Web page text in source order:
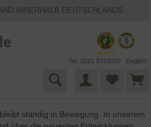
MARKANTO
Tel. 0221 9723920 English
ständig in Bewegung. In unserem